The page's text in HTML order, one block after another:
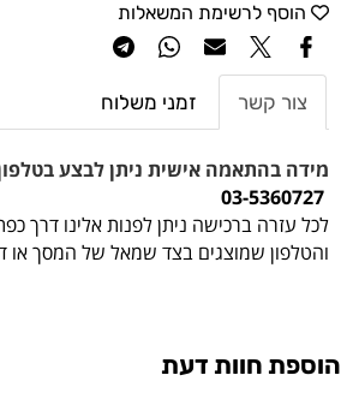
הוסף לרשימת המשאלות
צור קשר זמני משלוח
מידה בהתאמה אישית ניתן לבצע
03-5360727
לכל עזרה ברכישה ניתן לפנות אלינו דרך
והטלפון שמוצגים בצד שמאל של המסך או
הוספת חוות דעת